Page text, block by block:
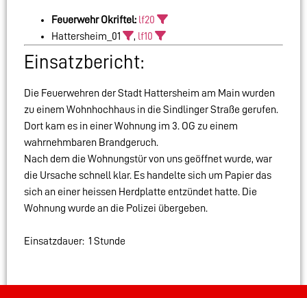
Feuerwehr Okriftel: lf20
Hattersheim_01
, lf10
Einsatzbericht:
Die Feuerwehren der Stadt Hattersheim am Main wurden
zu einem Wohnhochhaus in die Sindlinger Straße gerufen.
Dort kam es in einer Wohnung im 3. OG zu einem
wahrnehmbaren Brandgeruch.
Nach dem die Wohnungstür von uns geöffnet wurde, war
die Ursache schnell klar. Es handelte sich um Papier das
sich an einer heissen Herdplatte entzündet hatte. Die
Wohnung wurde an die Polizei übergeben.
Einsatzdauer: 1 Stunde